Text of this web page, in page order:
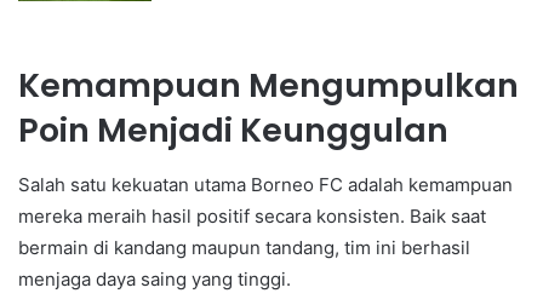
Kemampuan Mengumpulkan
Poin Menjadi Keunggulan
Salah satu kekuatan utama Borneo FC adalah kemampuan
mereka meraih hasil positif secara konsisten. Baik saat
bermain di kandang maupun tandang, tim ini berhasil
menjaga daya saing yang tinggi.